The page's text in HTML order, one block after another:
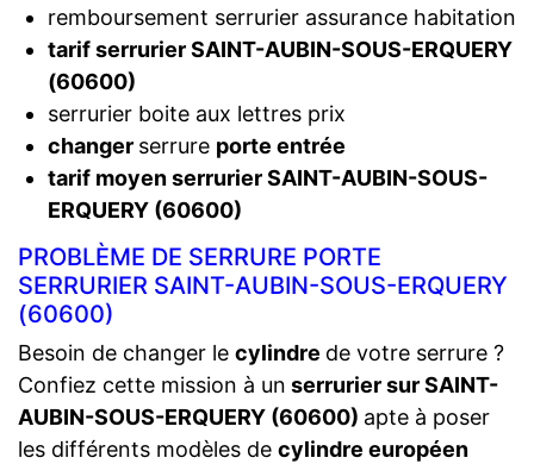
remboursement serrurier assurance habitation
tarif serrurier SAINT-AUBIN-SOUS-ERQUERY
(60600)
serrurier boite aux lettres prix
changer serrure porte entrée
tarif moyen serrurier SAINT-AUBIN-SOUS-
ERQUERY (60600)
PROBLÈME DE SERRURE PORTE
SERRURIER SAINT-AUBIN-SOUS-ERQUERY
(60600)
Besoin de changer le cylindre de votre serrure ?
Confiez cette mission à un serrurier sur SAINT-
AUBIN-SOUS-ERQUERY (60600) apte à poser
les différents modèles de cylindre européen